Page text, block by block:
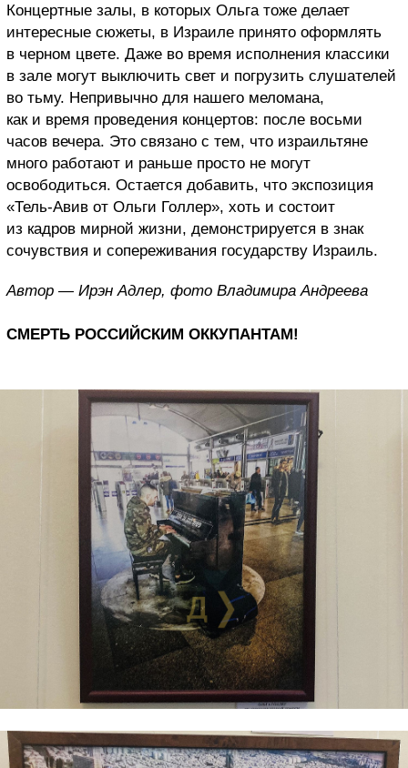
Концертные залы, в которых Ольга тоже делает
интересные сюжеты, в Израиле принято оформлять
в черном цвете. Даже во время исполнения классики
в зале могут выключить свет и погрузить слушателей
во тьму. Непривычно для нашего меломана,
как и время проведения концертов: после восьми
часов вечера. Это связано с тем, что израильтяне
много работают и раньше просто не могут
освободиться. Остается добавить, что экспозиция
«Тель-Авив от Ольги Голлер», хоть и состоит
из кадров мирной жизни, демонстрируется в знак
сочувствия и сопереживания государству Израиль.
Автор — Ирэн Адлер, фото Владимира Андреева
СМЕРТЬ РОССИЙСКИМ ОККУПАНТАМ!